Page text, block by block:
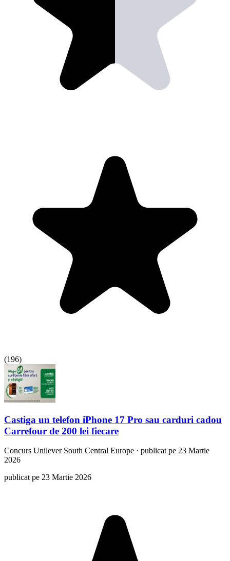
(196)
Castiga un telefon iPhone 17 Pro sau carduri cadou
Carrefour de 200 lei fiecare
Concurs Unilever South Central Europe · publicat pe 23 Martie
2026
publicat pe 23 Martie 2026